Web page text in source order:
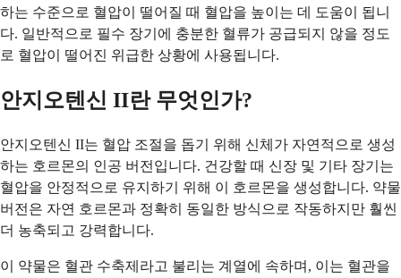
하는 수준으로 혈압이 떨어질 때 혈압을 높이는 데 도움이 됩니
다. 일반적으로 필수 장기에 충분한 혈류가 공급되지 않을 정도
로 혈압이 떨어진 위급한 상황에 사용됩니다.
안지오텐신 II란 무엇인가?
안지오텐신 II는 혈압 조절을 돕기 위해 신체가 자연적으로 생성
하는 호르몬의 인공 버전입니다. 건강할 때 신장 및 기타 장기는
혈압을 안정적으로 유지하기 위해 이 호르몬을 생성합니다. 약물
버전은 자연 호르몬과 정확히 동일한 방식으로 작동하지만 훨씬
더 농축되고 강력합니다.
이 약물은 혈관 수축제라고 불리는 계열에 속하며, 이는 혈관을